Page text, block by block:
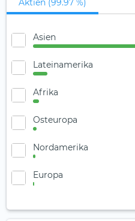
Aktien (99.97 %)
Asien
Lateinamerika
Afrika
Osteuropa
Nordamerika
Europa